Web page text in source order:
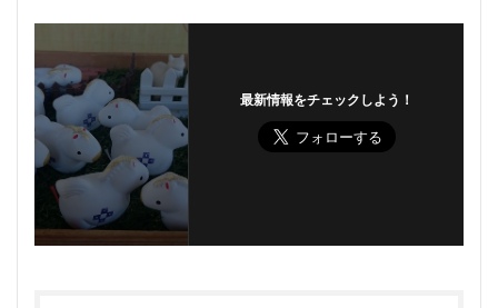
最新情報をチェックしよう！